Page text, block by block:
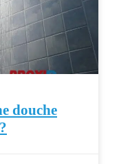
douche